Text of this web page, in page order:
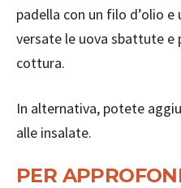
padella con un filo d’olio e
versate le uova sbattute
cottura.
In alternativa, potete
alle insalate.
PER